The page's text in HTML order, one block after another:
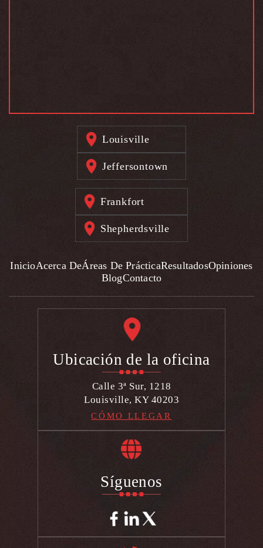
Louisville
Jeffersontown
Frankfort
Shepherdsville
InicioAcerca DeÁreas De PrácticaResultadosOpiniones
BlogContacto
Ubicación de la oficina
Calle 3ª Sur, 1218
Louisville, KY 40203
CÓMO LLEGAR
Síguenos